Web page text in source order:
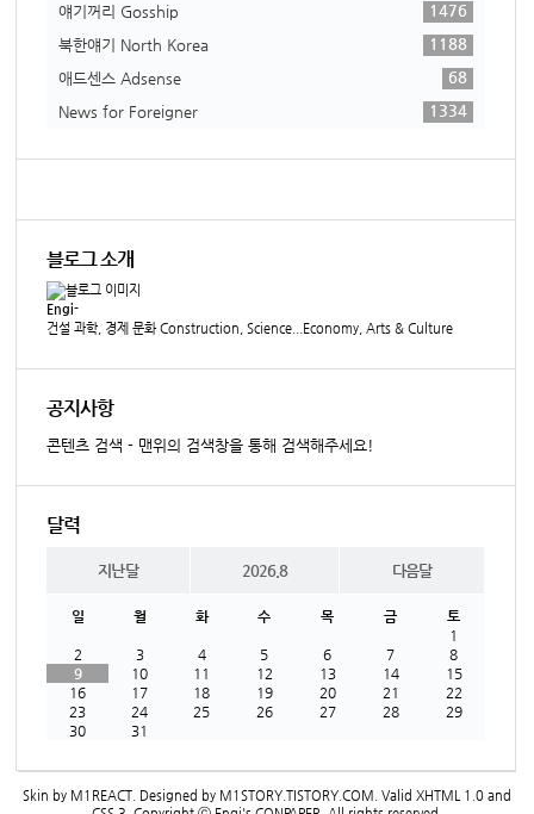
얘기꺼리 Gosship
1476
북한얘기 North Korea
1188
애드센스 Adsense
68
News for Foreigner
1334
블로그 소개
Engi-
건설 과학, 경제 문화 Construction, Science...Economy, Arts & Culture
공지사항
콘텐츠 검색 - 맨위의 검색창을 통해 검색해주세요!
달력
지난달 2026.8 다음달
일 월 화 수 목 금
토
1
2
3 4 5 6 7
8
9
10 11 12 13 14
15
16
17 18 19 20 21
22
23
24 25 26 27 28
29
30
31
Skin by M1REACT . Designed by M1STORY.TISTORY.COM . Valid XHTML 1.0 and